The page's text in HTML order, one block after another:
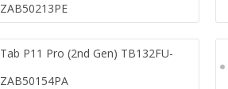
ZAB50213PE
Tab P11 Pro (2nd Gen) TB132FU-
ZAB50154PA